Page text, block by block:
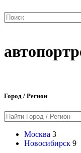
Город / Регион
Москва 3
Новосибирск 9